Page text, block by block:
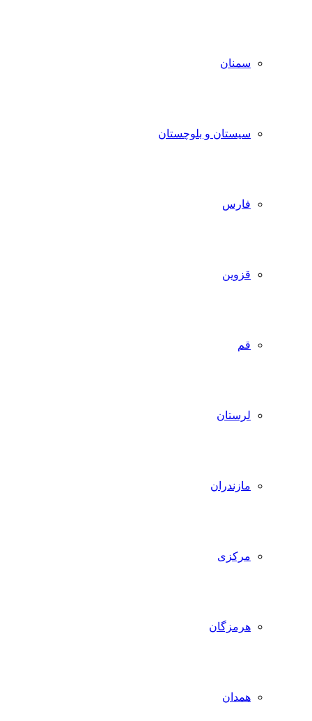
سمنان
سیستان و بلوچستان
فارس
قزوین
قم
لرستان
مازندران
مرکزی
هرمزگان
همدان